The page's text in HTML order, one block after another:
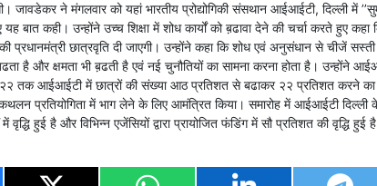
जावडेकर ने मंगलवार को यहां भारतीय प्रोद्योगिकी संसथान आईआईटी, दिल्ली में
बात कही। उन्होंने उच्च शिक्षा में शोध कार्यों को ब़ढावा देने की चर्चा करते हुए
प्रधानमंत्री छात्रवृति दी जाएगी। उन्होंने कहा कि शोध एवं अनुसंधान से चीजें
है और क्षमता भी ब़ढती है एवं नई चुनौतियों का सामना करना होता है। उन्होंने
तक आईआईटी में छात्रों की संख्या आठ प्रतिशत से बढाकर २२ प्रतिशत करने
प्रतियोगिता में भाग लेने के लिए आमंत्रित किया। समारोह में आईआईटी दिल्ली
वृद्धि हुई है और विभिन्न एजेंसियों द्वारा प्रायोजित फंडिंग में सौ प्रतिशत की वृद्धि